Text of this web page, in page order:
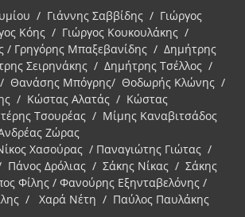
/ Γιάννης Σαββίδης / Γιώργος
Κόης / Γιώργος Κουκουλάκης /
/ Γρηγόρης Μπαξεβανίδης / Δημήτρης
Σειρηνάκης / Δημήτρης Τσέλλος /
Θανάσης Μπόγρης/ Θοδωρής Κλώνης /
/ Κώστας Αλατάς / Κώστας
Τσουρέας / Μίμης Καναβιτσάδος
Ζώρας
Χασούρας / Παναγιώτης Γιώτας /
Πάνος Δρόλιας / Σάκης Νίκας / Σάκης
Φίλης / Φανούρης Εξηνταβελόνης /
/ Χαρά Νέτη / Παύλος Παυλάκης